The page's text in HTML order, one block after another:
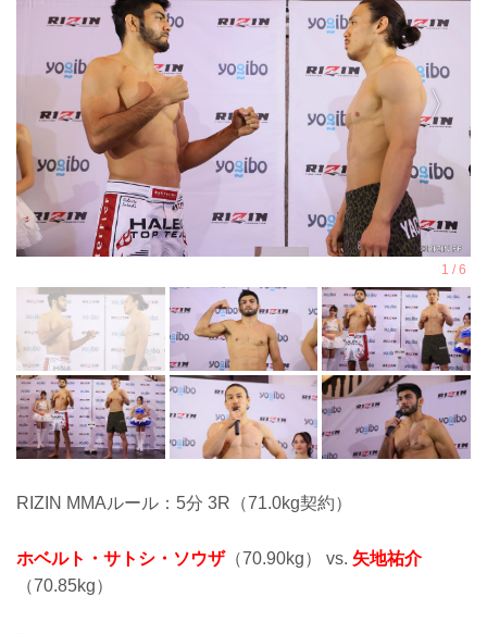
RIZIN MMAルール：5分 3R（71.0kg契約）
ホベルト・サトシ・ソウザ（70.90kg） vs. 矢地祐介
（70.85kg）